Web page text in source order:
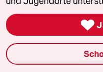
Gewalt gegen Frauen
Surfen 